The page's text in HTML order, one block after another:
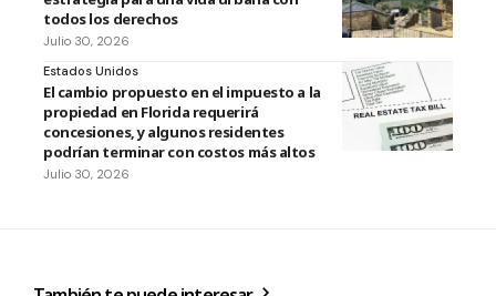
todos los derechos
Julio 30, 2026
Estados Unidos
El cambio propuesto en el impuesto a la
propiedad en Florida requerirá
concesiones, y algunos residentes
podrían terminar con costos más altos
Julio 30, 2026